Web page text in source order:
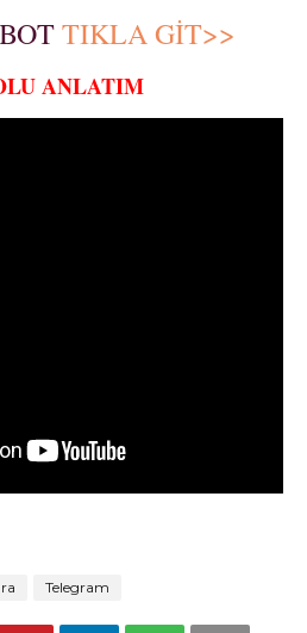
TIKLA GİT>>
ANLATIM
Telegram